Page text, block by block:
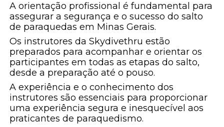
A orientação profissional é fundamental para
assegurar a segurança e o sucesso do salto
de paraquedas em Minas Gerais.
Os instrutores da Skydivethru estão
preparados para acompanhar e orientar os
participantes em todas as etapas do salto,
desde a preparação até o pouso.
A experiência e o conhecimento dos
instrutores são essenciais para proporcionar
uma experiência segura e inesquecível aos
praticantes de paraquedismo.